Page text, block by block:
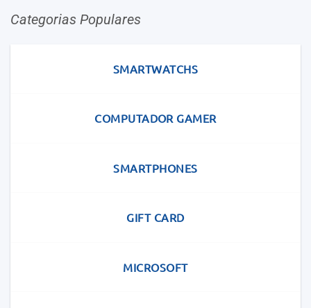
Categorias Populares
SMARTWATCHS
COMPUTADOR GAMER
SMARTPHONES
GIFT CARD
MICROSOFT